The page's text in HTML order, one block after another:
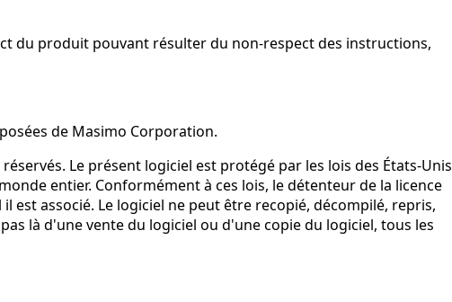
du produit pouvant résulter du non-respect des instructions,
de Masimo Corporation.
Le présent logiciel est protégé par les lois des États-Unis
entier. Conformément à ces lois, le détenteur de la licence
associé. Le logiciel ne peut être recopié, décompilé, repris,
là d'une vente du logiciel ou d'une copie du logiciel, tous les